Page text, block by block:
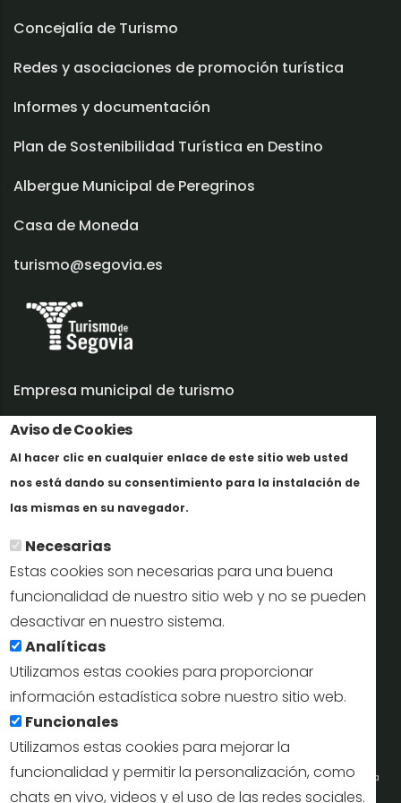
Aviso de Cookies
Al hacer clic en cualquier enlace de este sitio web usted
nos está dando su consentimiento para la instalación de
las mismas en su navegador.
Necesarias
Estas cookies son necesarias para una buena
funcionalidad de nuestro sitio web y no se pueden
desactivar en nuestro sistema.
Analíticas
Utilizamos estas cookies para proporcionar
información estadística sobre nuestro sitio web.
Funcionales
Utilizamos estas cookies para mejorar la
funcionalidad y permitir la personalización, como
chats en vivo, videos y el uso de las redes sociales.
Concejalía de Turismo
Redes y asociaciones de promoción turística
Informes y documentación
Plan de Sostenibilidad Turística en Destino
Albergue Municipal de Peregrinos
Casa de Moneda
turismo@segovia.es
Empresa municipal de turismo
Trabaja con nosotros
Informes y documentación
Perfil del contratante
Oficinas de Turismo
reservas@turismodesegovia.com
info@turismodesegovia.com
Aviso legal |
Portal de la Concejalía de Turismo (Ayuntamiento de Segovia) y la Empresa